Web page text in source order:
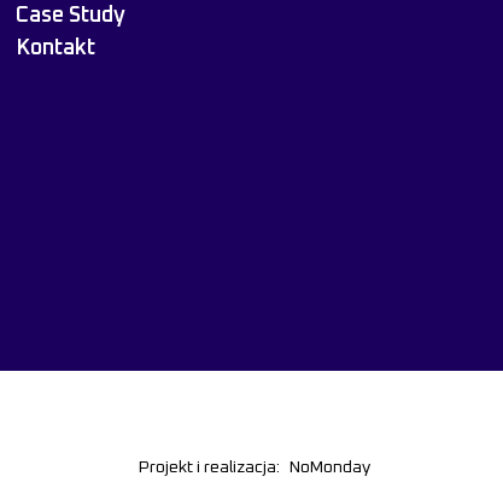
Case Study
Kontakt
Projekt i realizacja: NoMonday